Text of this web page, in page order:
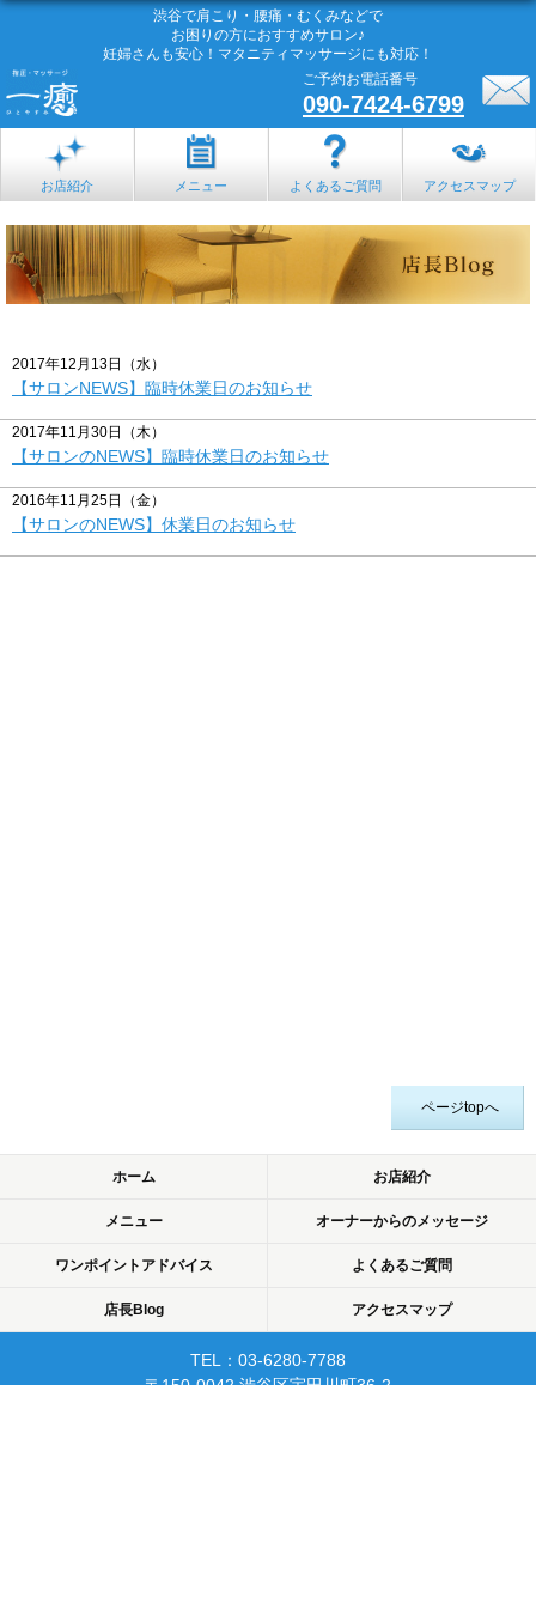
渋谷で肩こり・腰痛・むくみなどで
お困りの方におすすめサロン♪
妊婦さんも安心！マタニティマッサージにも対応！
ご予約お電話番号
090-7424-6799
お店紹介 メニュー よくあるご質問 アクセスマップ
2017年12月13日（水）
【サロンNEWS】臨時休業日のお知らせ
2017年11月30日（木）
【サロンのNEWS】臨時休業日のお知らせ
2016年11月25日（金）
【サロンのNEWS】休業日のお知らせ
ページtopへ
ホーム お店紹介
メニュー オーナーからのメッセージ
ワンポイントアドバイス よくあるご質問
店長Blog アクセスマップ
TEL：03-6280-7788
〒150-0042 渋谷区宇田川町36-2